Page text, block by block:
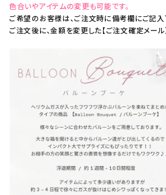
色合いやアイテムの変更も可能です。
ご希望のお客様は、ご注文時に備考欄にご記入
ご注文後に、金額を変更した【ご注文確定メール